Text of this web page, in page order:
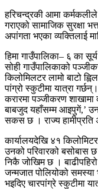
हरिचन्द्रकी आमा
गराएको सामाजिक सुरक्षा
अपांगता भएका व्यक्तिलाई
हिमा गाउँपालिका– ६ का
सोही गाउँपालिकाको
किलोमिलटर लामो बाटो
पांग्रो स्कुटीमा यात्रा
करारमा पञ्जीकरण
बाबजुद यहाँसम्म आइपुगें,’
सकस छ । राज्य हामीप्रति
कार्यालयदेखि ४१
उनको परिवारको
निकै जोखिम छ ।
जन्मजात पोलियोको
भइदिए चारपांग्रे स्कुटीमा